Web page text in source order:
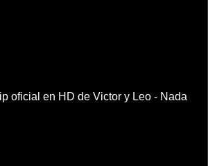
oficial en HD de Victor y Leo - Nada